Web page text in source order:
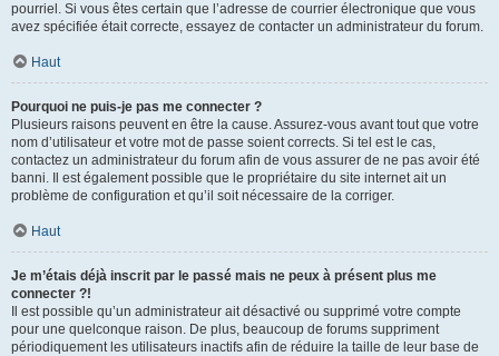
pourriel. Si vous êtes certain que l’adresse de courrier électronique que vous
avez spécifiée était correcte, essayez de contacter un administrateur du forum.
Haut
Pourquoi ne puis-je pas me connecter ?
Plusieurs raisons peuvent en être la cause. Assurez-vous avant tout que votre
nom d’utilisateur et votre mot de passe soient corrects. Si tel est le cas,
contactez un administrateur du forum afin de vous assurer de ne pas avoir été
banni. Il est également possible que le propriétaire du site internet ait un
problème de configuration et qu’il soit nécessaire de la corriger.
Haut
Je m’étais déjà inscrit par le passé mais ne peux à présent plus me
connecter ?!
Il est possible qu’un administrateur ait désactivé ou supprimé votre compte
pour une quelconque raison. De plus, beaucoup de forums suppriment
périodiquement les utilisateurs inactifs afin de réduire la taille de leur base de